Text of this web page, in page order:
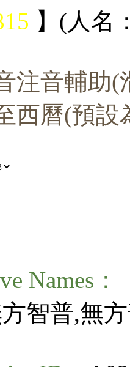
】(人名
注音輔助
西曆(預設
Names：
智普,無